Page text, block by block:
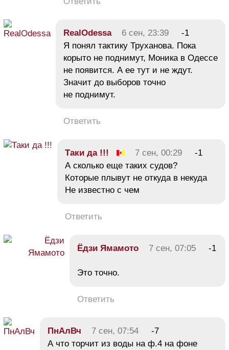
RealOdessa 6 сен, 23:39
-1
Я понял тактику Труханова. Пока
корыто не поднимут, Моника в Одессе
не появится. А ее тут и не ждут.
Значит до выборов точно
не поднимут.
Ответить
Таки да !!! 7 сен, 00:29
-1
А сколько еще таких судов?
Которые плывут не откуда в некуда
Не известно с чем
Ответить
Ёдзи Ямамото 7 сен, 07:05 -1
Это точно.
Ответить
ПнАлВч 7 сен, 07:54
-7
А что торчит из воды на ф.4 на фоне